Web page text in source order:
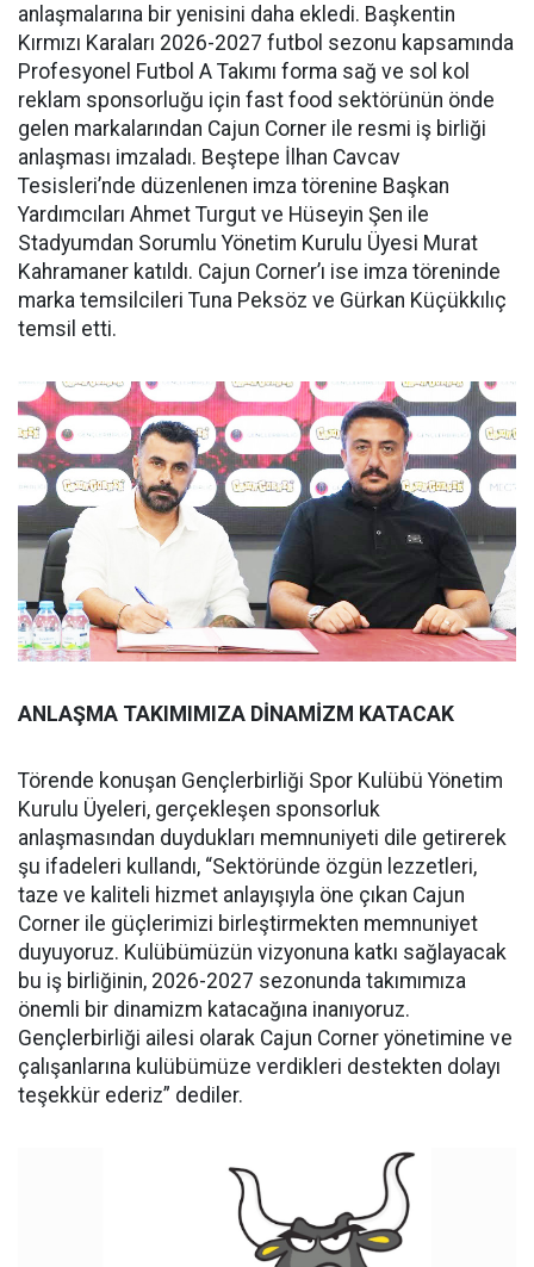
anlaşmalarına bir yenisini daha ekledi. Başkentin
Kırmızı Karaları 2026-2027 futbol sezonu kapsamında
Profesyonel Futbol A Takımı forma sağ ve sol kol
reklam sponsorluğu için fast food sektörünün önde
gelen markalarından Cajun Corner ile resmi iş birliği
anlaşması imzaladı. Beştepe İlhan Cavcav
Tesisleri’nde düzenlenen imza törenine Başkan
Yardımcıları Ahmet Turgut ve Hüseyin Şen ile
Stadyumdan Sorumlu Yönetim Kurulu Üyesi Murat
Kahramaner katıldı. Cajun Corner’ı ise imza töreninde
marka temsilcileri Tuna Peksöz ve Gürkan Küçükkılıç
temsil etti.
ANLAŞMA TAKIMIMIZA DİNAMİZM KATACAK
Törende konuşan Gençlerbirliği Spor Kulübü Yönetim
Kurulu Üyeleri, gerçekleşen sponsorluk
anlaşmasından duydukları memnuniyeti dile getirerek
şu ifadeleri kullandı, “Sektöründe özgün lezzetleri,
taze ve kaliteli hizmet anlayışıyla öne çıkan Cajun
Corner ile güçlerimizi birleştirmekten memnuniyet
duyuyoruz. Kulübümüzün vizyonuna katkı sağlayacak
bu iş birliğinin, 2026-2027 sezonunda takımımıza
önemli bir dinamizm katacağına inanıyoruz.
Gençlerbirliği ailesi olarak Cajun Corner yönetimine ve
çalışanlarına kulübümüze verdikleri destekten dolayı
teşekkür ederiz” dediler.